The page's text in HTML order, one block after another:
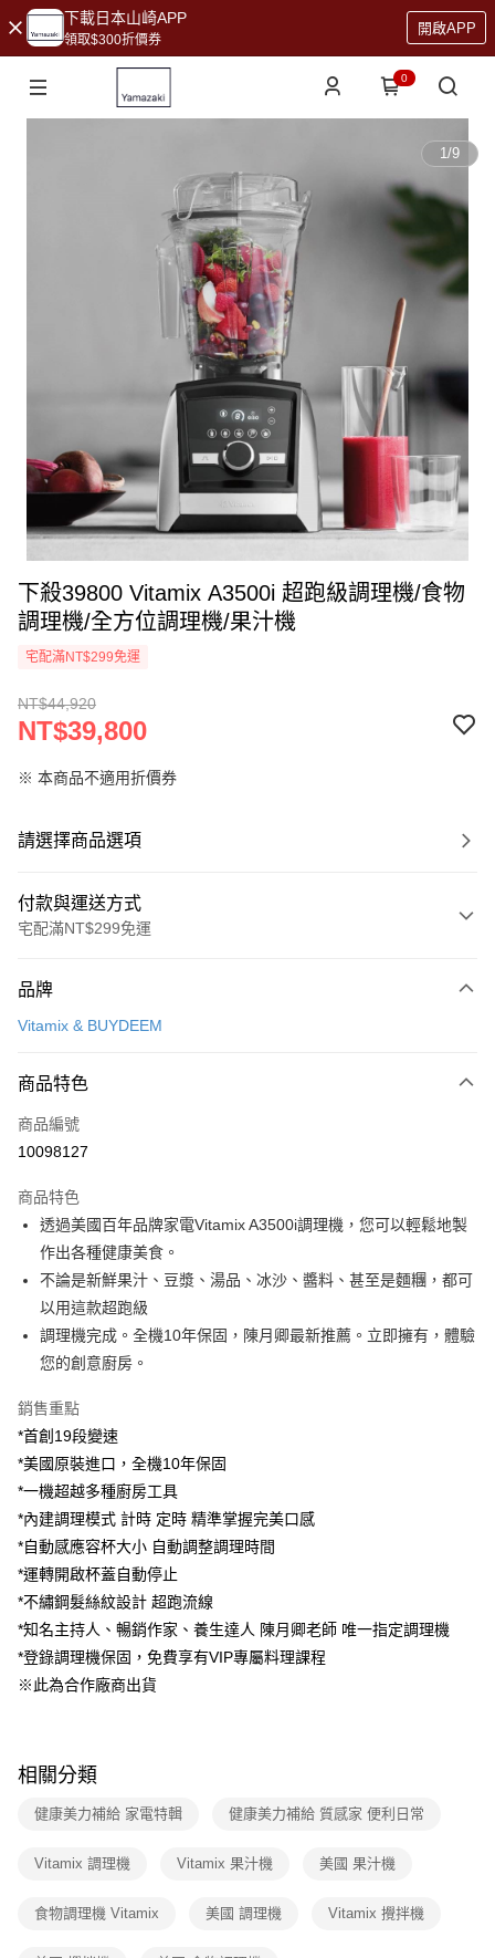
下載日本山崎APP
領取$300折價券
開啟APP
0
1/9
下殺39800 Vitamix A3500i 超跑級調理機/食物
調理機/全方位調理機/果汁機
宅配滿NT$299免運
NT$44,920
NT$39,800
※ 本商品不適用折價券
請選擇商品選項
付款與運送方式
宅配滿NT$299免運
信用卡一次付款
Apple Pay
悠遊付
全盈+PAY
大哥付你分期
相關說明
【大哥付你分期使用說明】
1.本服務由台灣大哥大提供，台灣大哥大用戶可立即使用無須另外申請。
2.付款方式選擇「大哥付你分期」，訂單成立後會自動跳轉到大哥付的交易
流程，驗證手機門號後，選擇欲分期的期數、繳款截止日，確認付款後即完
3.實際核准額度、可分期數及費用金額請依後續交易確認頁面所載為準。
4.訂單成立30分鐘內，如未前往確認交易或遇審核未通過，訂單將自動取
消。如遇「轉專審核」未通過狀況，表示未達大哥付你分期系統評分，恕無
法說明評估內容。
1.分期款項不併入電信帳單，「大哥付你分期」於每月結算日後寄送繳費提
醒簡訊。
2.透過簡訊連結打開帳單後，可選擇「超商條碼／台灣大直營門市／銀行轉
帳／街口支付／iPASS MONEY」等通路繳費。
【注意事項】
1.本服務係由「台灣大哥大股份有限公司」（以下簡稱本公司）所提供，讓
用戶於交易時，得透過本服務購買商品或服務，並由商店將買賣／分期付款
買賣價金債權讓與本公司後，依約使用本公司帳單繳交帳款。
2.基於同意付款使用「大哥付你分期」之契約關係目的，商店將以您的個人
ATM付款
運送方式
宅配【父親節大回饋】限時$299免運
每筆NT$150，滿NT$299(含以上)免運費
品牌
Vitamix & BUYDEEM
商品特色
商品編號
10098127
商品特色
透過美國百年品牌家電Vitamix A3500i調理機，您可以輕鬆地製
作出各種健康美食。
不論是新鮮果汁、豆漿、湯品、冰沙、醬料、甚至是麵糰，都可
以用這款超跑級
調理機完成。全機10年保固，陳月卿最新推薦。立即擁有，體驗
您的創意廚房。
銷售重點
*首創19段變速
*美國原裝進口，全機10年保固
*一機超越多種廚房工具
*內建調理模式 計時 定時 精準掌握完美口感
*自動感應容杯大小 自動調整調理時間
*運轉開啟杯蓋自動停止
*不繡鋼髮絲紋設計 超跑流線
*知名主持人、暢銷作家、養生達人 陳月卿老師 唯一指定調理機
*登錄調理機保固，免費享有VIP專屬料理課程
※此為合作廠商出貨
相關分類
健康美力補給 家電特輯 健康美力補給 質感家 便利日常
Vitamix 調理機 Vitamix 果汁機 美國 果汁機
食物調理機 Vitamix 美國 調理機 Vitamix 攪拌機